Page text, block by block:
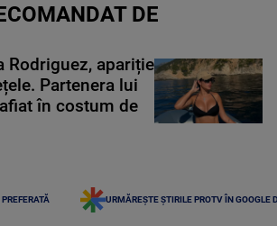
DE
Rodriguez, apariție
Partenera lui
în costum de
URMĂREȘTE ȘTIRILE PROTV ÎN GOOGLE